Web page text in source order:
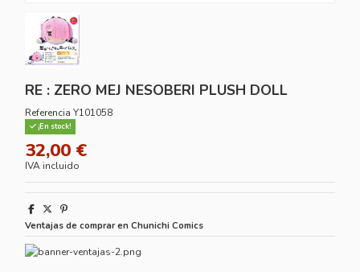
RE : ZERO MEJ NESOBERI PLUSH DOLL
Referencia Y101058
¡En stock!
32,00 €
IVA incluido
Ventajas de comprar en Chunichi Comics